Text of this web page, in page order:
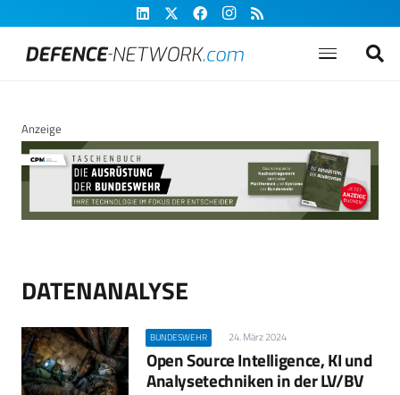
Anzeige
DATENANALYSE
BUNDESWEHR 24. März 2024
Open Source Intelligence, KI und
Analysetechniken in der LV/BV